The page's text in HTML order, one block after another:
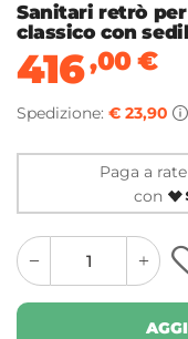
Sanitari retrò
classico con
416,00€
Spedizione: € 23,90
Paga a
con
quantity
button
minus
button